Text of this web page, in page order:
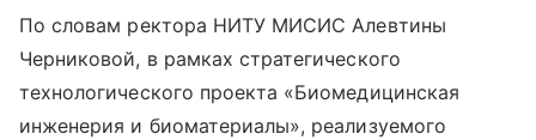
По словам ректора НИТУ МИСИС Алевтины
Черниковой, в рамках стратегического
технологического проекта «Биомедицинская
инженерия и биоматериалы», реализуемого